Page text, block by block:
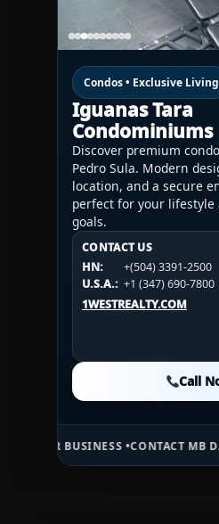
Condos • Exclusive Living
Iguanas Tara
Condominiums
Discover premium
Pedro Sula. Modern
location, and a secure
perfect for your
goals.
CONTACT US
HN:
+(504) 3391-2500
U.S.A.: +1 (347) 690-7800
1WESTREALTY.COM
Call
CONTACT US
HN:
+(504) 3391-2500
U.S.A.:
+1 (984) 246-2100
1WESTREALTY.COM
CONTACT US
HN:
+(504) 3391-2500
U.S.A.: +1 (984) 246-2100
1WESTREALTY.COM
Call
• CONTACT MB DAILY NEWS